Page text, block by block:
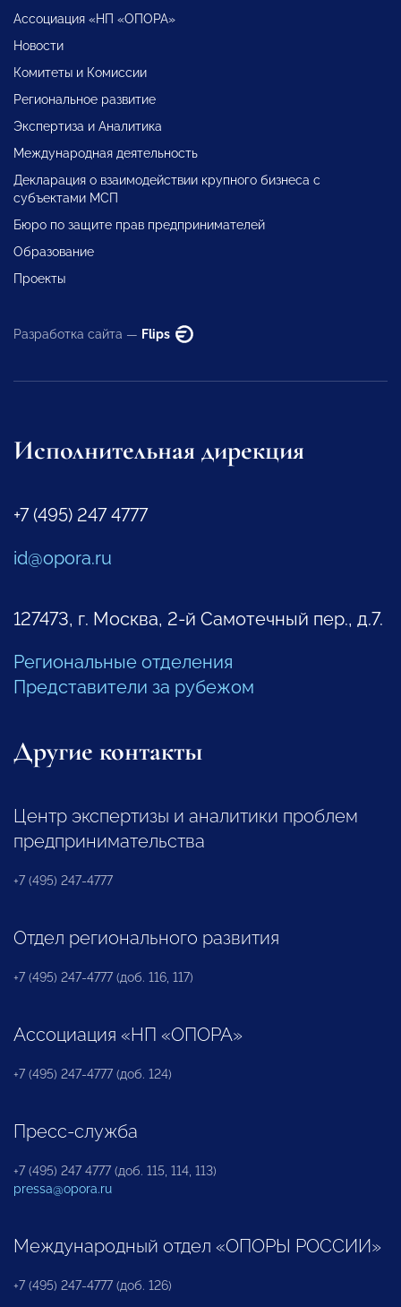
Ассоциация «НП «ОПОРА»
Новости
Комитеты и Комиссии
Региональное развитие
Экспертиза и Аналитика
Международная деятельность
Декларация о взаимодействии крупного бизнеса с
субъектами МСП
Бюро по защите прав предпринимателей
Образование
Проекты
Разработка сайта — Flips
Исполнительная дирекция
+7 (495) 247 4777
id@opora.ru
127473, г. Москва, 2-й Самотечный пер., д.7.
Региональные отделения
Представители за рубежом
Другие контакты
Центр экспертизы и аналитики проблем
предпринимательства
+7 (495) 247-4777
Отдел регионального развития
+7 (495) 247-4777 (доб. 116, 117)
Ассоциация «НП «ОПОРА»
+7 (495) 247-4777 (доб. 124)
Пресс-служба
+7 (495) 247 4777 (доб. 115, 114, 113)
pressa@opora.ru
Международный отдел «ОПОРЫ РОССИИ»
+7 (495) 247-4777 (доб. 126)